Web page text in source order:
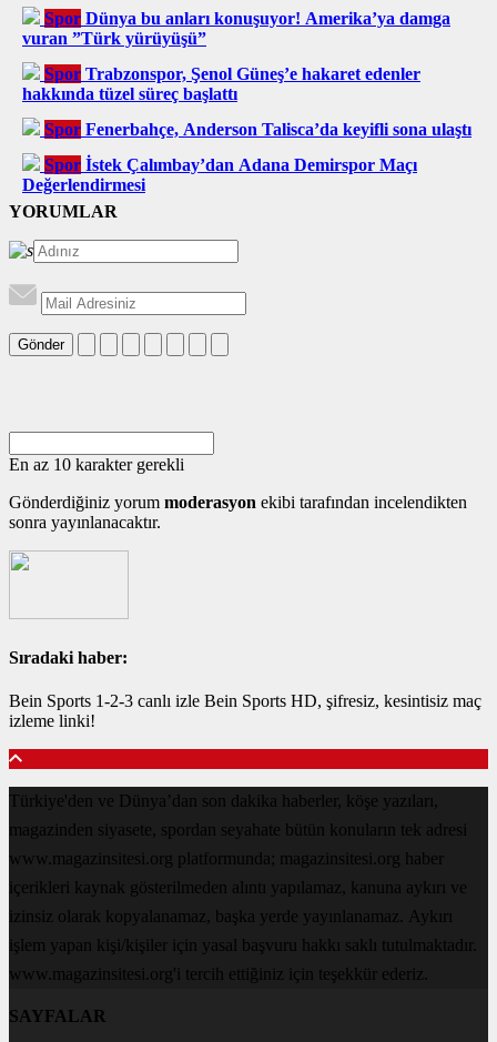
Spor Dünya bu anları konuşuyor! Amerika’ya damga
vuran ”Türk yürüyüşü”
Spor Trabzonspor, Şenol Güneş’e hakaret edenler
hakkında tüzel süreç başlattı
Spor Fenerbahçe, Anderson Talisca’da keyifli sona ulaştı
Spor İstek Çalımbay’dan Adana Demirspor Maçı
Değerlendirmesi
YORUMLAR
Gönder
En az 10 karakter gerekli
Gönderdiğiniz yorum moderasyon ekibi tarafından incelendikten
sonra yayınlanacaktır.
Sıradaki haber:
Bein Sports 1-2-3 canlı izle Bein Sports HD, şifresiz, kesintisiz maç
izleme linki!
Türkiye'den ve Dünya’dan son dakika haberler, köşe yazıları,
magazinden siyasete, spordan seyahate bütün konuların tek adresi
www.magazinsitesi.org platformunda; magazinsitesi.org haber
içerikleri kaynak gösterilmeden alıntı yapılamaz, kanuna aykırı ve
izinsiz olarak kopyalanamaz, başka yerde yayınlanamaz. Aykırı
işlem yapan kişi/kişiler için yasal başvuru hakkı saklı tutulmaktadır.
www.magazinsitesi.org'i tercih ettiğiniz için teşekkür ederiz.
SAYFALAR